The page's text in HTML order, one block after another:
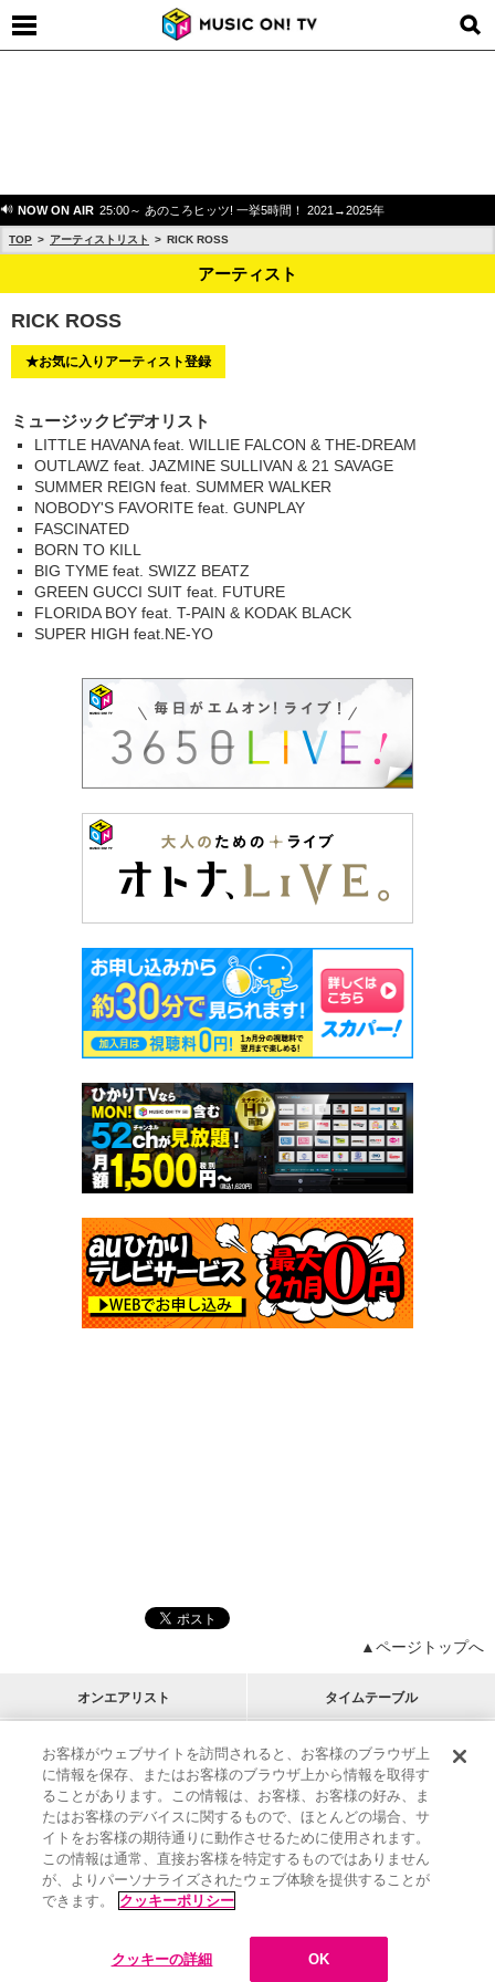
NOW ON AIR 25:00～ あのころヒッツ! 一挙5時間！ 2021→2025年
TOP アーティストリスト RICK ROSS
アーティスト
RICK ROSS
★お気に入りアーティスト登録
ミュージックビデオリスト
LITTLE HAVANA feat. WILLIE FALCON & THE-DREAM
OUTLAWZ feat. JAZMINE SULLIVAN & 21 SAVAGE
SUMMER REIGN feat. SUMMER WALKER
NOBODY'S FAVORITE feat. GUNPLAY
FASCINATED
BORN TO KILL
BIG TYME feat. SWIZZ BEATZ
GREEN GUCCI SUIT feat. FUTURE
FLORIDA BOY feat. T-PAIN & KODAK BLACK
SUPER HIGH feat.NE-YO
▲ページトップへ
オンエアリスト タイムテーブル
プログラムリスト チャート
アーティストリスト
M-ON!
RECOMMEND
リクエスト
インフォメーション | プレゼント&ご招待
MUSIC ON! TV（エムオン!）とは？ | サポート
サイト案内
| エムオン!友の会 | クッキーの詳細
お客様がウェブサイトを訪問されると、お客様のブラウザ上
に情報を保存、またはお客様のブラウザ上から情報を取得す
ることがあります。この情報は、お客様、お客様の好み、ま
たはお客様のデバイスに関するもので、ほとんどの場合、サ
イトをお客様の期待通りに動作させるために使用されます。
この情報は通常、直接お客様を特定するものではありません
が、よりパーソナライズされたウェブ体験を提供することが
できます。
クッキーポリシー
クッキーの詳細 OK